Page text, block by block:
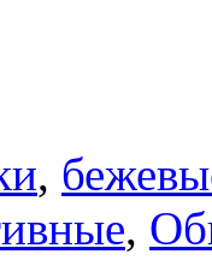
,
,